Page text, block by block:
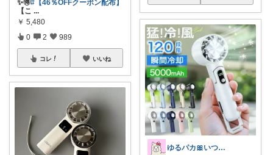
✨️🉐#【46％OFFクーポン配布】
【こ ...
￥ 5,480
0 2 989
コレ いいね
ゆるパカ🎀いつもありがとうございます✨